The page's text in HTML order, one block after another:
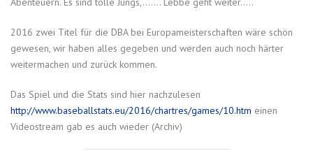
2016 zwei Titel für die DBA bei Europameisterschaften wäre schön
gewesen, wir haben alles gegeben und werden auch noch härter
weitermachen und zurück kommen.
Das Spiel und die Stats sind hier nachzulesen
http://www.baseballstats.eu/2016/chartres/games/10.htm einen
Videostream gab es auch wieder (Archiv)